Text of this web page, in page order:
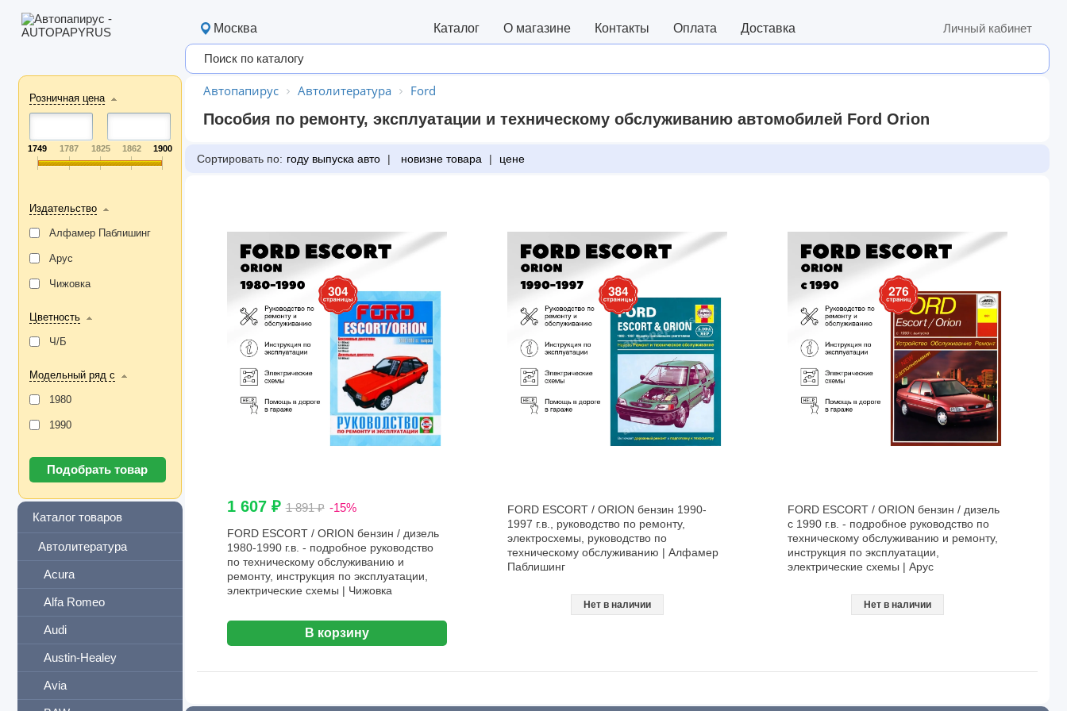
Розничная цена
1749 1787 1825 1862 1900
Издательство
Алфамер Паблишинг
Арус
Чижовка
Цветность
Ч/Б
Модельный ряд с
1980
1990
Каталог товаров
Автолитература
Acura
Alfa Romeo
Audi
Austin-Healey
Avia
Москва Каталог О магазине Контакты Оплата Доставка Личный кабинет
Автопапирус Автолитература Ford
Пособия по ремонту, эксплуатации и техническому обслуживанию автомобилей Ford Orion
Сортировать по: году выпуска авто | новизне товара | цене
1 607 ₽1 891 ₽ -15%
FORD ESCORT / ORION бензин / дизель
1980-1990 г.в. - подробное руководство
по техническому обслуживанию и
ремонту, инструкция по эксплуатации,
электрические схемы | Чижовка
В корзину
FORD ESCORT / ORION бензин 1990-
1997 г.в., руководство по ремонту,
электросхемы, руководство по
техническому обслуживанию | Алфамер
Паблишинг
Нет в наличии
FORD ESCORT / ORION бензин / дизель
с 1990 г.в. - подробное руководство по
техническому обслуживанию и ремонту,
инструкция по эксплуатации,
электрические схемы | Арус
Нет в наличии